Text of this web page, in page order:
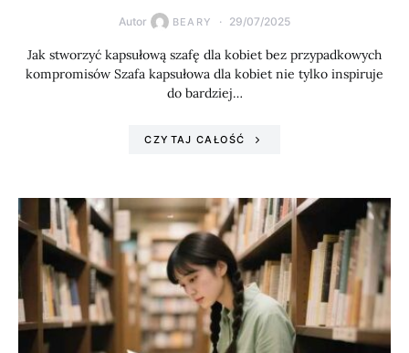
Autor BEARY 29/07/2025
Jak stworzyć kapsułową szafę dla kobiet bez przypadkowych
kompromisów Szafa kapsułowa dla kobiet nie tylko inspiruje
do bardziej…
CZYTAJ CAŁOŚĆ